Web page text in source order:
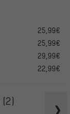
25,99€
25,99€
29,99€
22,99€
(2)